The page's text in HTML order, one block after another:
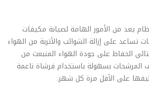
يعد من الأمور الهامة لصيانة مكيفات
تساعد على إزالة الشوائب والأتربة من الهواء
الحفاظ على جودة الهواء المنبعث من
بسهولة باستخدام فرشاة ناعمة
على الأقل مرة كل شهر.